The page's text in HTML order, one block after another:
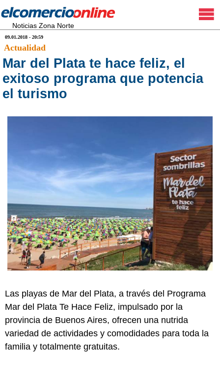
Noticias Zona Norte
09.01.2018 - 20:59
Actualidad
Mar del Plata te hace feliz, el
exitoso programa que potencia
el turismo
Las playas de Mar del Plata, a través del Programa
Mar del Plata Te Hace Feliz, impulsado por la
provincia de Buenos Aires, ofrecen una nutrida
variedad de actividades y comodidades para toda la
familia y totalmente gratuitas.